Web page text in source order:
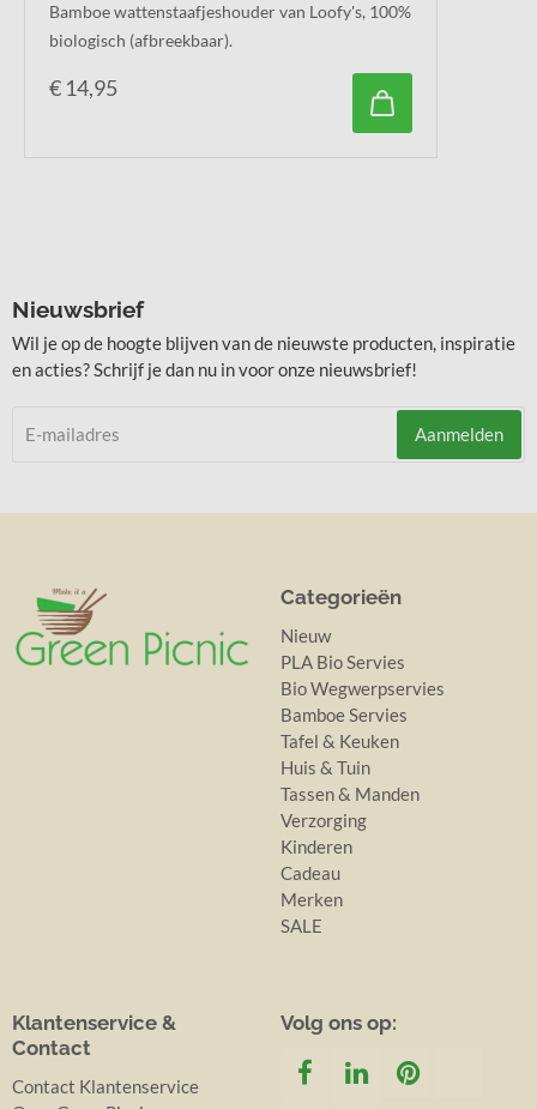
Bamboe wattenstaafjeshouder van Loofy's, 100%
biologisch (afbreekbaar).
€ 14,95
Nieuwsbrief
Wil je op de hoogte blijven van de nieuwste producten, inspiratie
en acties? Schrijf je dan nu in voor onze nieuwsbrief!
Aanmelden
Categorieën
Nieuw
PLA Bio Servies
Bio Wegwerpservies
Bamboe Servies
Tafel & Keuken
Huis & Tuin
Tassen & Manden
Verzorging
Kinderen
Cadeau
Merken
SALE
Volg ons op:
Klantenservice &
Contact
Contact Klantenservice